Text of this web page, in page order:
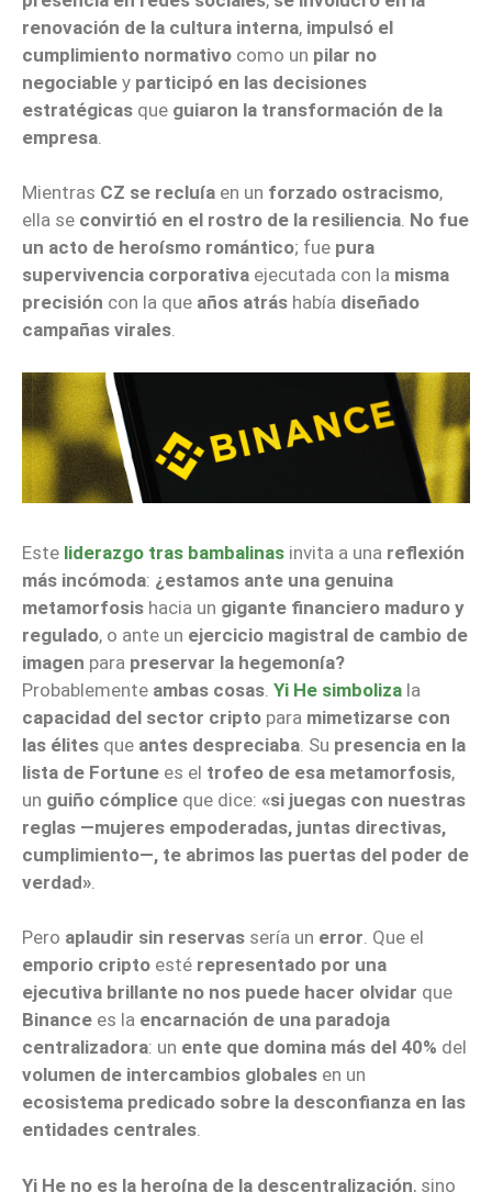
renovación de la cultura interna, impulsó el
cumplimiento normativo como un pilar no
negociable y participó en las decisiones
estratégicas que guiaron la transformación de la
empresa
Mientras CZ se recluía en un forzado ostracismo,
ella se convirtió en el rostro de la resiliencia. No fue
un acto de heroísmo romántico; fue pura
supervivencia corporativa ejecutada con la misma
precisión con la que años atrás había diseñado
campañas virales.
Este liderazgo tras bambalinas invita a una reflexión
más incómoda: ¿estamos ante una genuina
metamorfosis hacia un gigante financiero maduro y
regulado, o ante un ejercicio magistral de cambio de
imagen para preservar la hegemonía?
Probablemente ambas cosas Yi He simboliza la
capacidad del sector cripto para mimetizarse con
las élites que antes despreciaba . Su presencia en la
lista de Fortune es el trofeo de esa metamorfosis,
un guiño cómplice que dice: «si juegas con nuestras
reglas —mujeres empoderadas, juntas directivas,
cumplimiento—, te abrimos las puertas del poder de
verdad»
Pero aplaudir sin reservas sería un error. Que el
emporio cripto esté representado por una
ejecutiva brillante no nos puede hacer olvidar que
Binance es la encarnación de una paradoja
centralizadora: un ente que domina más del 40% del
volumen de intercambios globales en un
ecosistema predicado sobre la desconfianza en las
entidades centrales.
Yi He no es la heroína de la descentralización, sino